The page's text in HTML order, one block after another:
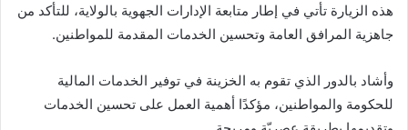
هذه الزيارة تأتي في إطار متابعة الإدارات الجهوية بالولاية، للتأكد من
جاهزية المرافق العامة وتحسين الخدمات المقدمة للمواطنين.
وأشاد بالدور الذي تقوم به الخزينة في توفير الخدمات المالية
للحكومة والمواطنين، مؤكدًا أهمية العمل على تحسين الخدمات